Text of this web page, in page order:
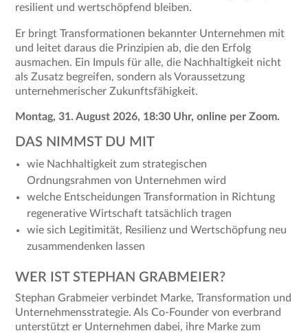
resilient und wertschöpfend bleiben.
Er bringt Transformationen bekannter Unternehmen mit
und leitet daraus die Prinzipien ab, die den Erfolg
ausmachen. Ein Impuls für alle, die Nachhaltigkeit nicht
als Zusatz begreifen, sondern als Voraussetzung
unternehmerischer Zukunftsfähigkeit.
Montag, 31. August 2026, 18:30 Uhr, online per Zoom.
DAS NIMMST DU MIT
wie Nachhaltigkeit zum strategischen
Ordnungsrahmen von Unternehmen wird
welche Entscheidungen Transformation in Richtung
regenerative Wirtschaft tatsächlich tragen
wie sich Legitimität, Resilienz und Wertschöpfung neu
zusammendenken lassen
WER IST STEPHAN GRABMEIER?
Stephan Grabmeier verbindet Marke, Transformation und
Unternehmensstrategie. Als Co-Founder von everbrand
unterstützt er Unternehmen dabei, ihre Marke zum